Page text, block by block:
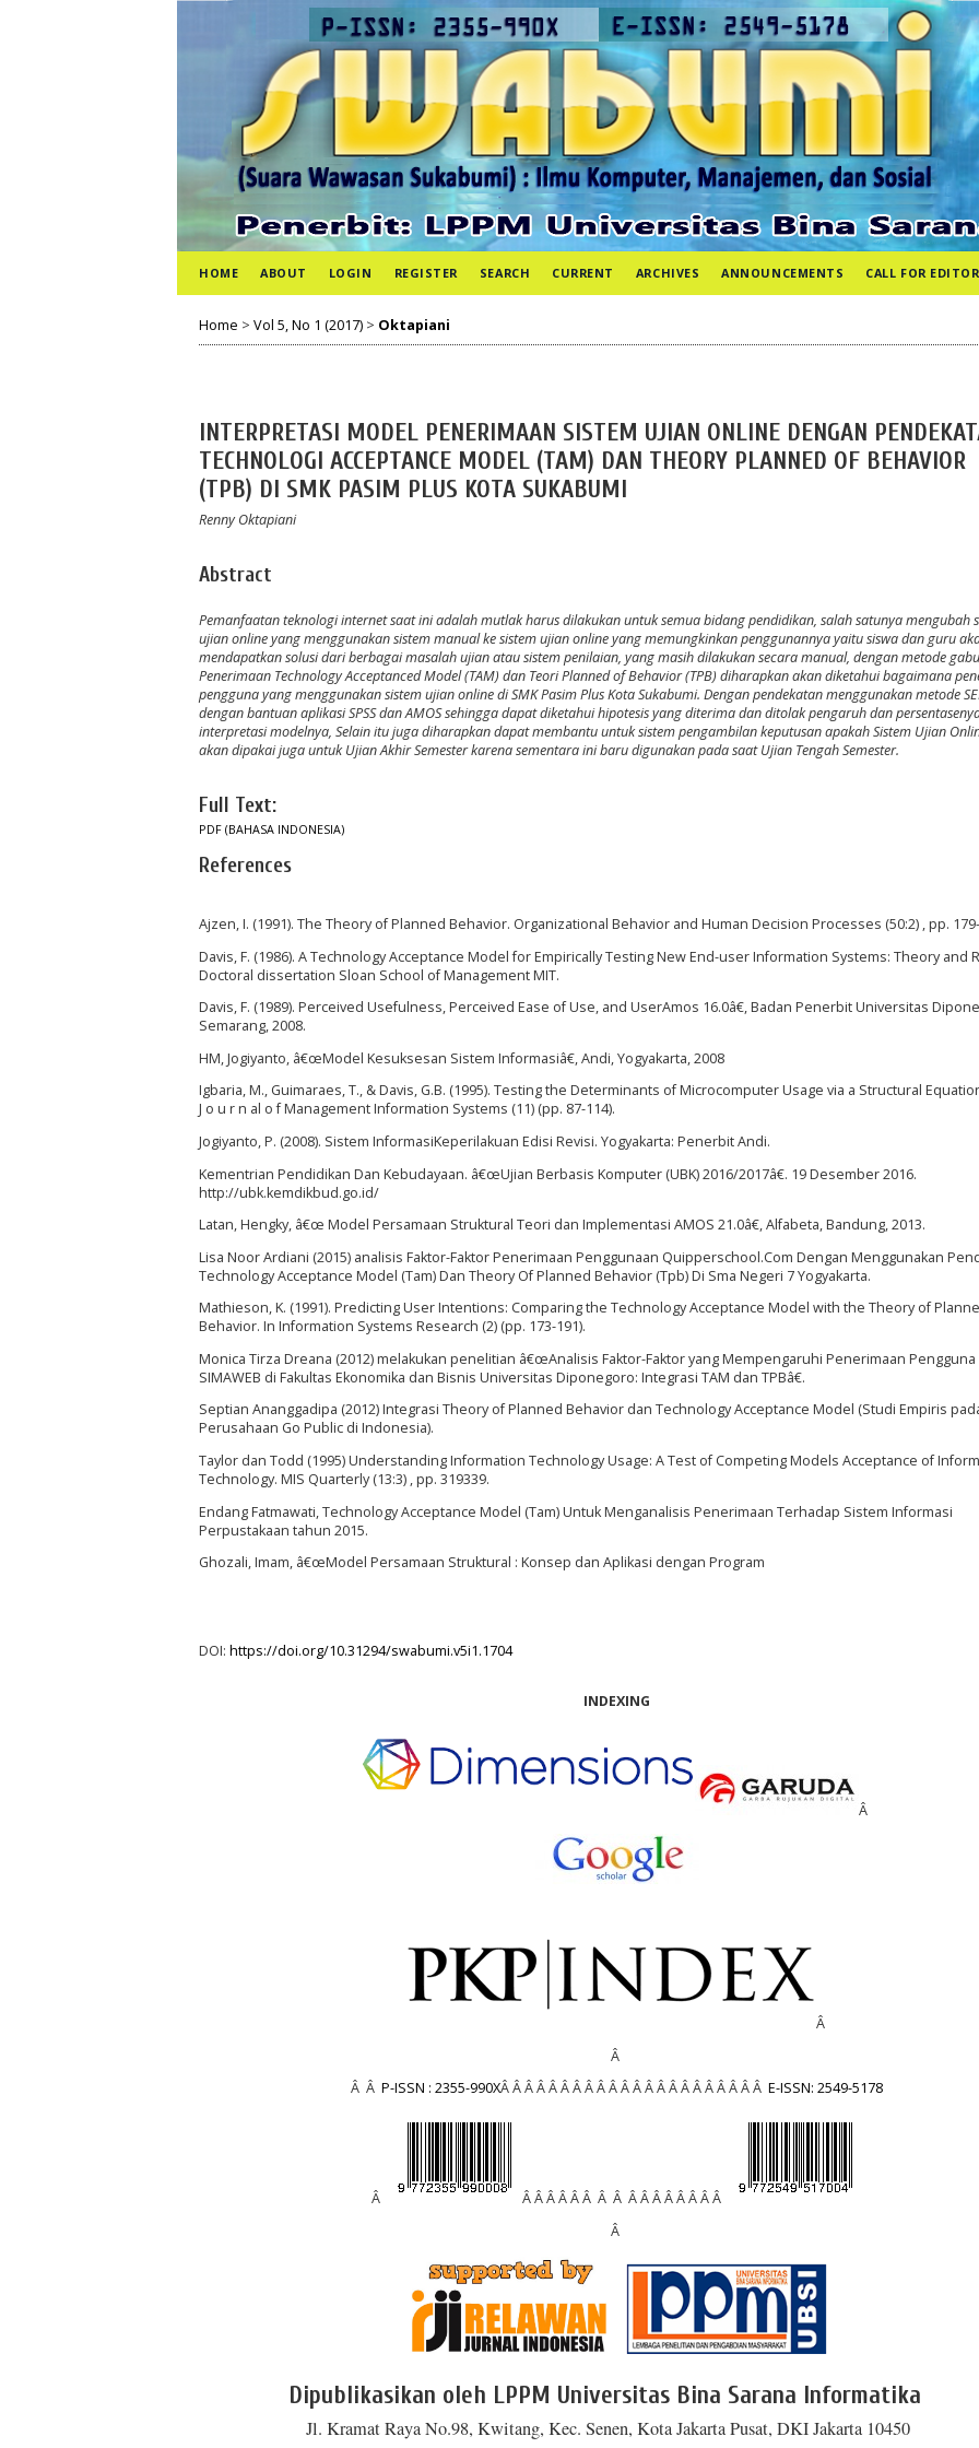
HOME ABOUT LOGIN REGISTER SEARCH CURRENT ARCHIVES ANNOUNCEMENTS CALL FOR
Home > Vol 5, No 1 (2017) > Oktapiani
INTERPRETASI MODEL PENERIMAAN SISTEM UJIAN ONLINE DENGAN
TECHNOLOGI ACCEPTANCE MODEL (TAM) DAN THEORY PLANNED OF BEHAVIOR
(TPB) DI SMK PASIM PLUS KOTA SUKABUMI
Renny Oktapiani
Abstract
Pemanfaatan teknologi internet saat ini adalah mutlak harus dilakukan untuk semua bidang pendidikan, salah satunya mengubah
ujian online yang menggunakan sistem manual ke sistem ujian online yang memungkinkan penggunannya yaitu siswa dan guru
mendapatkan solusi dari berbagai masalah ujian atau sistem penilaian, yang masih dilakukan secara manual, dengan metode
Penerimaan Technology Acceptanced Model (TAM) dan Teori Planned of Behavior (TPB) diharapkan akan diketahui bagaimana
pengguna yang menggunakan sistem ujian online di SMK Pasim Plus Kota Sukabumi. Dengan pendekatan menggunakan metode
dengan bantuan aplikasi SPSS dan AMOS sehingga dapat diketahui hipotesis yang diterima dan ditolak pengaruh dan
interpretasi modelnya, Selain itu juga diharapkan dapat membantu untuk sistem pengambilan keputusan apakah Sistem Ujian
akan dipakai juga untuk Ujian Akhir Semester karena sementara ini baru digunakan pada saat Ujian Tengah Semester.
Full Text:
PDF (BAHASA INDONESIA)
References
Ajzen, I. (1991). The Theory of Planned Behavior. Organizational Behavior and Human Decision Processes (50:2) , pp.
Davis, F. (1986). A Technology Acceptance Model for Empirically Testing New End-user Information Systems: Theory and
Doctoral dissertation Sloan School of Management MIT.
Davis, F. (1989). Perceived Usefulness, Perceived Ease of Use, and UserAmos 16.0â€, Badan Penerbit Universitas
Semarang, 2008.
HM, Jogiyanto, â€œModel Kesuksesan Sistem Informasiâ€, Andi, Yogyakarta, 2008
Igbaria, M., Guimaraes, T., & Davis, G.B. (1995). Testing the Determinants of Microcomputer Usage via a Structural
J o u r n al o f Management Information Systems (11) (pp. 87-114).
Jogiyanto, P. (2008). Sistem InformasiKeperilakuan Edisi Revisi. Yogyakarta: Penerbit Andi.
Kementrian Pendidikan Dan Kebudayaan. â€œUjian Berbasis Komputer (UBK) 2016/2017â€. 19 Desember 2016.
http://ubk.kemdikbud.go.id/
Latan, Hengky, â€œ Model Persamaan Struktural Teori dan Implementasi AMOS 21.0â€, Alfabeta, Bandung, 2013.
Lisa Noor Ardiani (2015) analisis Faktor-Faktor Penerimaan Penggunaan Quipperschool.Com Dengan Menggunakan
Technology Acceptance Model (Tam) Dan Theory Of Planned Behavior (Tpb) Di Sma Negeri 7 Yogyakarta.
Mathieson, K. (1991). Predicting User Intentions: Comparing the Technology Acceptance Model with the Theory of
Behavior. In Information Systems Research (2) (pp. 173-191).
Monica Tirza Dreana (2012) melakukan penelitian â€œAnalisis Faktor-Faktor yang Mempengaruhi Penerimaan Pengguna
SIMAWEB di Fakultas Ekonomika dan Bisnis Universitas Diponegoro: Integrasi TAM dan TPBâ€.
Septian Ananggadipa (2012) Integrasi Theory of Planned Behavior dan Technology Acceptance Model (Studi Empiris
Perusahaan Go Public di Indonesia).
Taylor dan Todd (1995) Understanding Information Technology Usage: A Test of Competing Models Acceptance of
Technology. MIS Quarterly (13:3) , pp. 319339.
Endang Fatmawati, Technology Acceptance Model (Tam) Untuk Menganalisis Penerimaan Terhadap Sistem Informasi
Perpustakaan tahun 2015.
Ghozali, Imam, â€œModel Persamaan Struktural : Konsep dan Aplikasi dengan Program
DOI: https://doi.org/10.31294/swabumi.v5i1.1704
INDEXING
Â
Â
Â
Â Â P-ISSN : 2355-990XÂ Â Â Â Â Â Â Â Â Â Â Â Â Â Â Â Â Â Â Â Â Â E-ISSN: 2549-5178
Â
Â Â Â Â Â Â Â Â Â Â Â Â Â Â Â Â
Â
Dipublikasikan oleh LPPM Universitas Bina Sarana Informatika
Jl. Kramat Raya No.98, Kwitang, Kec. Senen, Kota Jakarta Pusat, DKI Jakarta 10450